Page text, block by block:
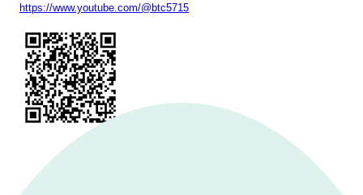
https://www.youtube.com/@btc5715